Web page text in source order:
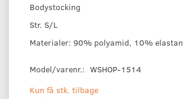
Bodystocking
Str. S/L
Materialer: 90% polyamid, 10% elastan
Model/varenr.: WSHOP-1514
Kun få stk. tilbage